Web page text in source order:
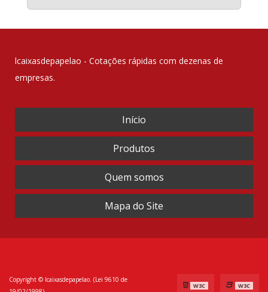
lcaixasdepapelao - Cotações rápidas com dezenas de
empresas.
Início
Produtos
Quem somos
Mapa do Site
Copyright © lcaixasdepapelao. (Lei 9610 de
W3C W3C